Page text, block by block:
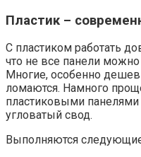
Пластик –
С пластиком работать
что не все панели
Многие, особенно
ломаются. Намного
пластиковыми панелями
угловатый свод.
Выполняются